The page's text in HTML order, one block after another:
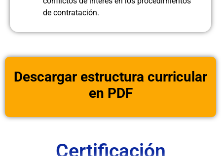
de contratación.
Descargar estructura curricular
en PDF
Certificación